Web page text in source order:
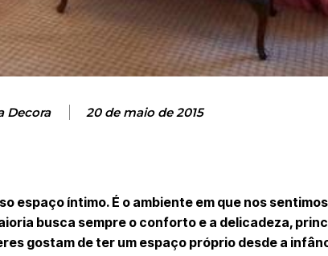
Decora 20 de maio de 2015
espaço íntimo. É o ambiente em que nos
busca sempre o conforto e a delicadeza,
gostam de ter um espaço próprio desde a